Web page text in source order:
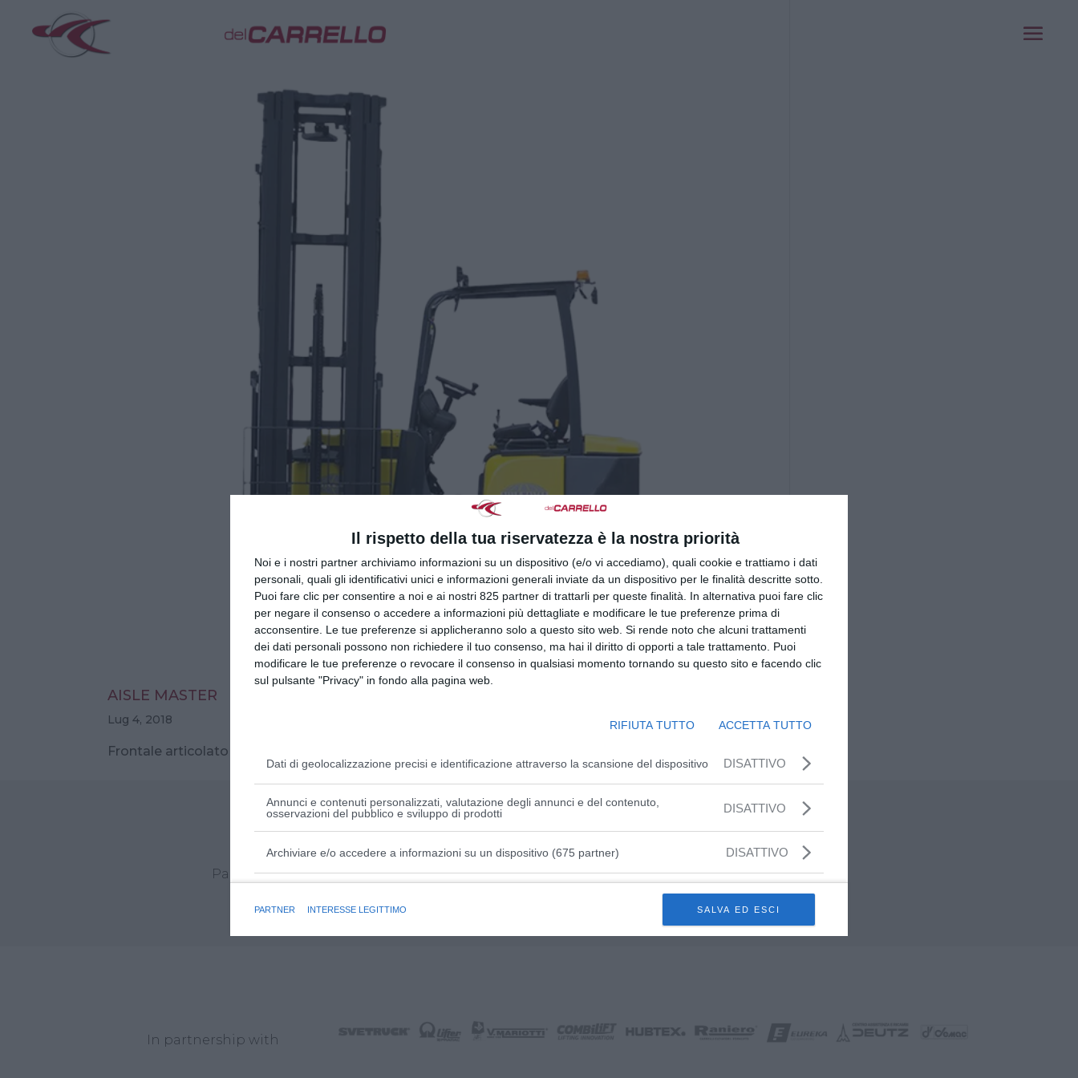
Il rispetto della tua riservatezza è la nostra priorità
Noi e i nostri partner archiviamo informazioni su un dispositivo (e/o vi accediamo), quali cookie e trattiamo i dati
personali, quali gli identificativi unici e informazioni generali inviate da un dispositivo per le finalità descritte sotto.
Puoi fare clic per consentire a noi e ai nostri 825 partner di trattarli per queste finalità. In alternativa puoi fare clic
per negare il consenso o accedere a informazioni più dettagliate e modificare le tue preferenze prima di
acconsentire. Le tue preferenze si applicheranno solo a questo sito web. Si rende noto che alcuni trattamenti
dei dati personali possono non richiedere il tuo consenso, ma hai il diritto di opporti a tale trattamento. Puoi
modificare le tue preferenze o revocare il consenso in qualsiasi momento tornando su questo sito e facendo clic
sul pulsante "Privacy" in fondo alla pagina web.
RIFIUTA TUTTO ACCETTA TUTTO
Dati di geolocalizzazione precisi e identificazione attraverso la scansione del dispositivo DISATTIVO
Annunci e contenuti personalizzati, valutazione degli annunci e del contenuto,
osservazioni del pubblico e sviluppo di prodotti
DISATTIVO
Archiviare e/o accedere a informazioni su un dispositivo (675 partner) DISATTIVO
PARTNER INTERESSE LEGITTIMO SALVA ED ESCI
AISLE MASTER
Lug 4, 2018
Frontale articolato Portata: 0-3000 kg Sollevamento: 0-15000 mm Clicca qui per saperne di più
Partner unici Linde MHI per il FVG
In partnership with